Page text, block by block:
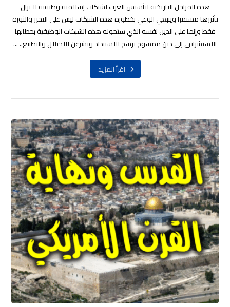
هذه المراحل التاريخية لتأسيس الغرب لشبكات إسلامية وظيفية لا يزال
تأثيرها مستمرا وينبغي الوعي بخطورة هذه الشبكات ليس على التحرر والثورة
فقط وإنما على الدين نفسه الذي ستحوله هذه الشبكات الوظيفية بخطابها
الاستشراقي إلى دين ممسوخ يرسخ للاستبداد ويشرعن للاحتلال والتطبيع.. ...
اقرأ المزيد